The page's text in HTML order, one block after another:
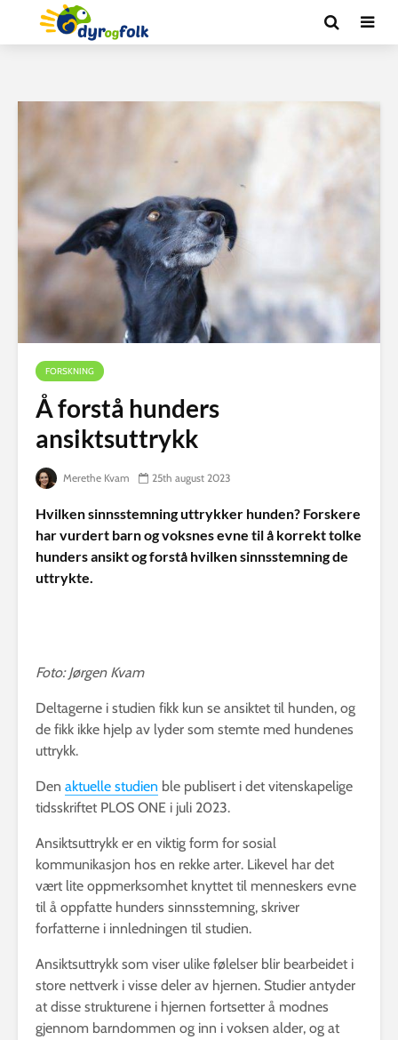
FORSKNING
Å forstå hunders
ansiktsuttrykk
Merethe Kvam 25th august 2023
Hvilken sinnsstemning uttrykker hunden? Forskere
har vurdert barn og voksnes evne til å korrekt tolke
hunders ansikt og forstå hvilken sinnsstemning de
uttrykte.
Foto: Jørgen Kvam
Deltagerne i studien fikk kun se ansiktet til hunden, og
de fikk ikke hjelp av lyder som stemte med hundenes
uttrykk.
Den aktuelle studien ble publisert i det vitenskapelige
tidsskriftet PLOS ONE i juli 2023.
Ansiktsuttrykk er en viktig form for sosial
kommunikasjon hos en rekke arter. Likevel har det
vært lite oppmerksomhet knyttet til menneskers evne
til å oppfatte hunders sinnsstemning, skriver
forfatterne i innledningen til studien.
Ansiktsuttrykk som viser ulike følelser blir bearbeidet i
store nettverk i visse deler av hjernen. Studier antyder
at disse strukturene i hjernen fortsetter å modnes
gjennom barndommen og inn i voksen alder, og at